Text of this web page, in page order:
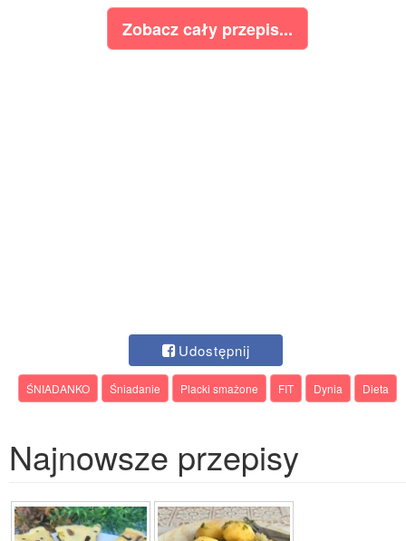
Zobacz cały przepis...
Udostępnij
ŚNIADANKO Śniadanie Placki smażone FIT Dynia Dieta
Najnowsze przepisy